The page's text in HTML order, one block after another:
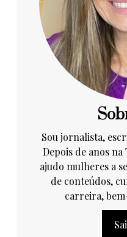
Sou jornalista,
Depois de anos na
ajudo mulheres a
de conteúdos,
carreira,